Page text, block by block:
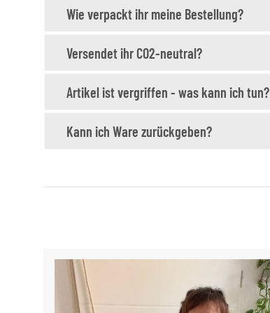
Wie verpackt ihr meine Bestellung?
Versendet ihr CO2-neutral?
Artikel ist vergriffen - was kann ich tun?
Kann ich Ware zurückgeben?